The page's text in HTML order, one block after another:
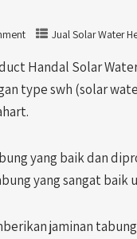
Jual Solar Water
Handal Solar
type swh (solar
yang baik dan
yang sangat baik
jaminan